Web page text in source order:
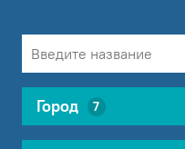
Город 7